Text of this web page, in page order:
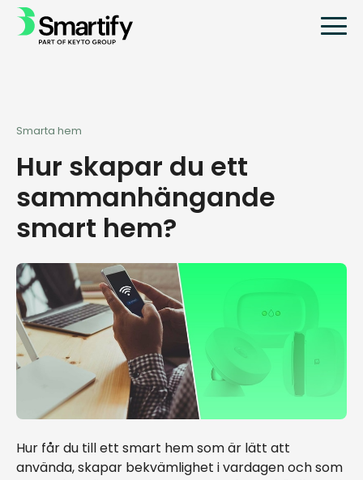
Smarta hem
Hur skapar du ett
sammanhängande
smart hem?
Hur får du till ett smart hem som är lätt att
använda, skapar bekvämlighet i vardagen och som